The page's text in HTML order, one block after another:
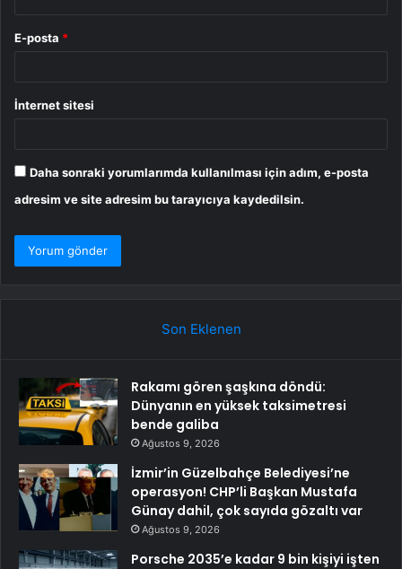
E-posta *
İnternet sitesi
Daha sonraki yorumlarımda kullanılması için adım, e-posta
adresim ve site adresim bu tarayıcıya kaydedilsin.
Son Eklenen
Rakamı gören şaşkına döndü:
Dünyanın en yüksek taksimetresi
bende galiba
Ağustos 9, 2026
İzmir’in Güzelbahçe Belediyesi’ne
operasyon! CHP’li Başkan Mustafa
Günay dahil, çok sayıda gözaltı var
Ağustos 9, 2026
Porsche 2035’e kadar 9 bin kişiyi işten